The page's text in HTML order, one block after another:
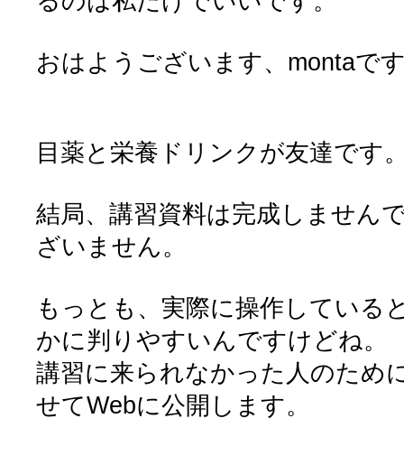
おはようございます、montaで
目薬と栄養ドリンクが友達です
結局、講習資料は完成しません
ざいません。
もっとも、実際に操作している
かに判りやすいんですけどね。
講習に来られなかった人のため
せてWebに公開します。